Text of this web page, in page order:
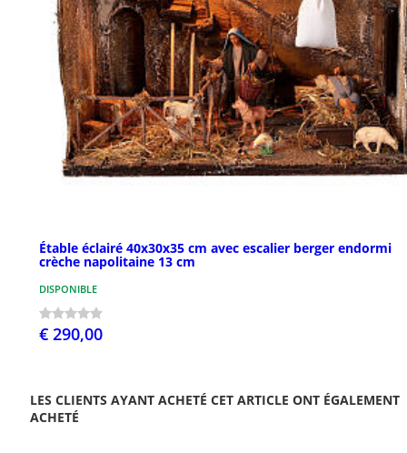
Étable éclairé 40x30x35 cm avec escalier berger endormi
crèche napolitaine 13 cm
DISPONIBLE
€ 290,00
LES CLIENTS AYANT ACHETÉ CET ARTICLE ONT ÉGALEMENT
ACHETÉ